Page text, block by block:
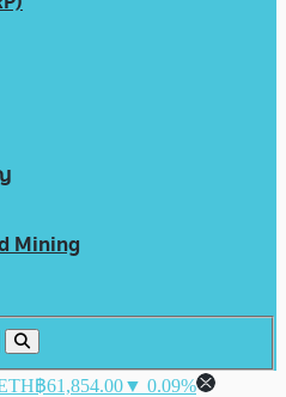
Mining
฿61,854.00▼ 0.09%